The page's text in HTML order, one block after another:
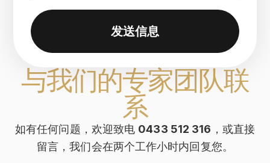
与我们的专家团队联
系
如有任何问题，欢迎致电 0433 512 316 ，或直接
留言，我们会在两个工作小时内回复您。
发送信息